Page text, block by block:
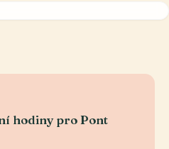
hodiny pro Pont